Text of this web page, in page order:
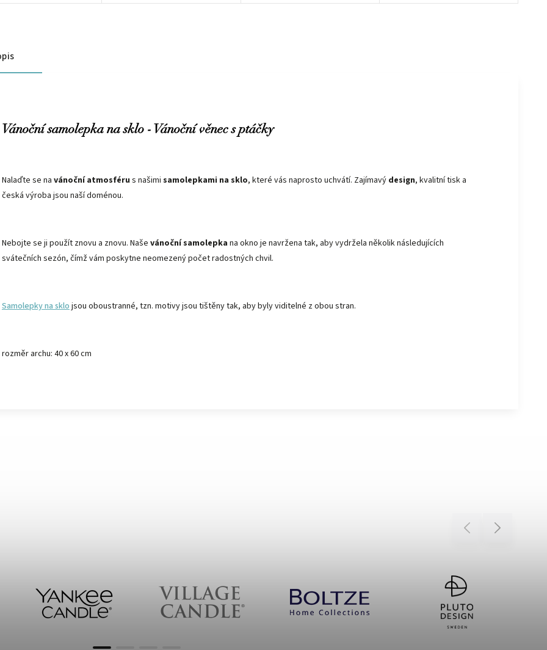
Vánoční samolepka na sklo - Vánoční věnec s ptáčky
Nalaďte se na vánoční atmosféru s našimi samolepkami na sklo, které vás naprosto uchvátí. Zajímavý design, kvalitní tisk a
česká výroba jsou naší doménou.
Nebojte se ji použít znovu a znovu. Naše vánoční samolepka na okno je navržena tak, aby vydržela několik následujících
svátečních sezón, čímž vám poskytne neomezený počet radostných chvil.
Samolepky na sklo jsou oboustranné, tzn. motivy jsou tištěny tak, aby byly viditelné z obou stran.
rozměr archu: 40 x 60 cm
Previous Next